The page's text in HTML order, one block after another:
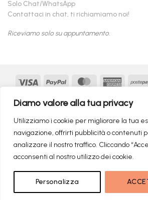
Diamo valore alla tua privacy
Utilizziamo i cookie per migliorare la tua
navigazione, offrirti pubblicità o contenuti
analizzare il nostro traffico. Cliccando
acconsenti al nostro utilizzo dei cookie.
Personalizza
Solo Chat/WhatsApp
Contattaci in chat, ti richiamiamo noi!
Riceviamo solo su appuntamento.
Visa PayPal MasterCard
Google
MasterCardKlarna
Copyright 2026 © flashmac® -
02982260214 | produced by
RICERCHE DI TENDENZAIl prezzo originale era:
332,10
Il prezzo attuale è:
NON
Recedere dal contratto